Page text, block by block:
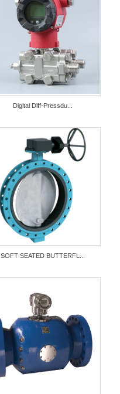
Digital Diff-Pressdu...
SOFT SEATED BUTTERFL...